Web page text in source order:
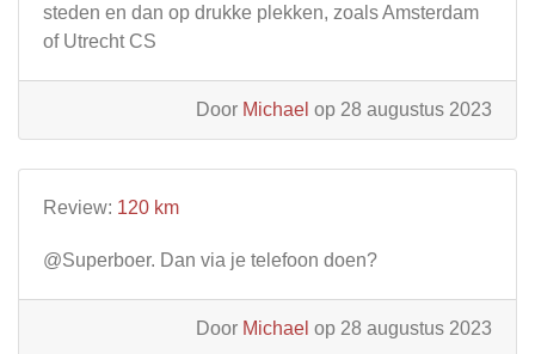
steden en dan op drukke plekken, zoals Amsterdam
of Utrecht CS
Door Michael op 28 augustus 2023
Review: 120 km
@Superboer. Dan via je telefoon doen?
Door Michael op 28 augustus 2023